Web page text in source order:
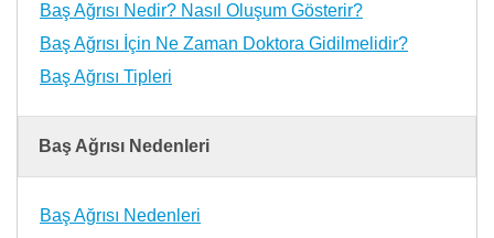
Baş Ağrısı Nedir? Nasıl Oluşum Gösterir?
Baş Ağrısı İçin Ne Zaman Doktora Gidilmelidir?
Baş Ağrısı Tipleri
Baş Ağrısı Nedenleri
Baş Ağrısı Nedenleri